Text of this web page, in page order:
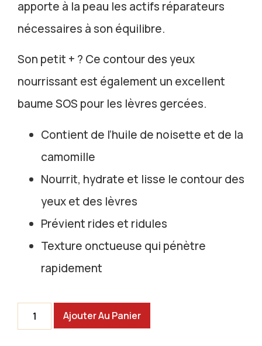
apporte à la peau les actifs réparateurs
nécessaires à son équilibre.
Son petit + ? Ce contour des yeux
nourrissant est également un excellent
baume SOS pour les lèvres gercées.
Contient de l’huile de noisette et de la
camomille
Nourrit, hydrate et lisse le contour des
yeux et des lèvres
Prévient rides et ridules
Texture onctueuse qui pénètre
rapidement
Ajouter Au Panier